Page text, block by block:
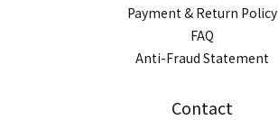
Payment & Return Policy
FAQ
Anti-Fraud Statement
Contact